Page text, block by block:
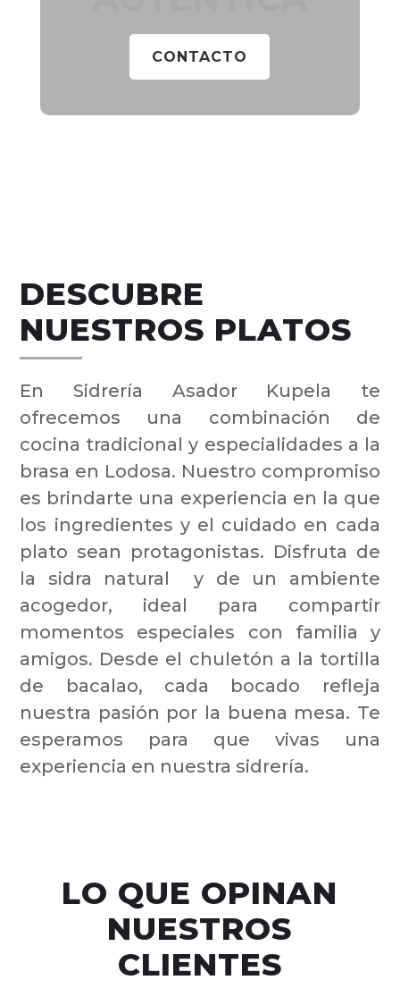
CONTACTO
DESCUBRE
NUESTROS PLATOS
En Sidrería Asador Kupela te
ofrecemos una combinación de
cocina tradicional y especialidades a la
brasa en Lodosa. Nuestro compromiso
es brindarte una experiencia en la que
los ingredientes y el cuidado en cada
plato sean protagonistas. Disfruta de
la sidra natural y de un ambiente
acogedor, ideal para compartir
momentos especiales con familia y
amigos. Desde el chuletón a la tortilla
de bacalao, cada bocado refleja
nuestra pasión por la buena mesa. Te
esperamos para que vivas una
experiencia en nuestra sidrería.
LO QUE OPINAN
NUESTROS
CLIENTES